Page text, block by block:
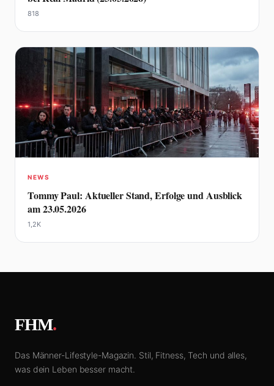
818
NEWS
Tommy Paul: Aktueller Stand, Erfolge und Ausblick
am 23.05.2026
1,2K
FHM.
Das Männer-Lifestyle-Magazin. Stil, Fitness, Tech und alles,
was dein Leben besser macht.